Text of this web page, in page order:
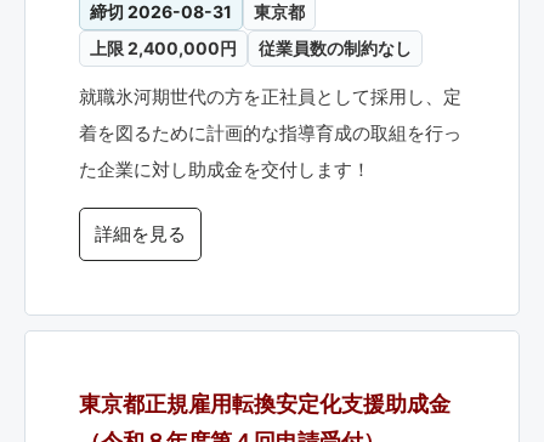
締切 2026-08-31
東京都
上限 2,400,000円
従業員数の制約なし
就職氷河期世代の方を正社員として採用し、定
着を図るために計画的な指導育成の取組を行っ
た企業に対し助成金を交付します！
詳細を見る
東京都正規雇用転換安定化支援助成金